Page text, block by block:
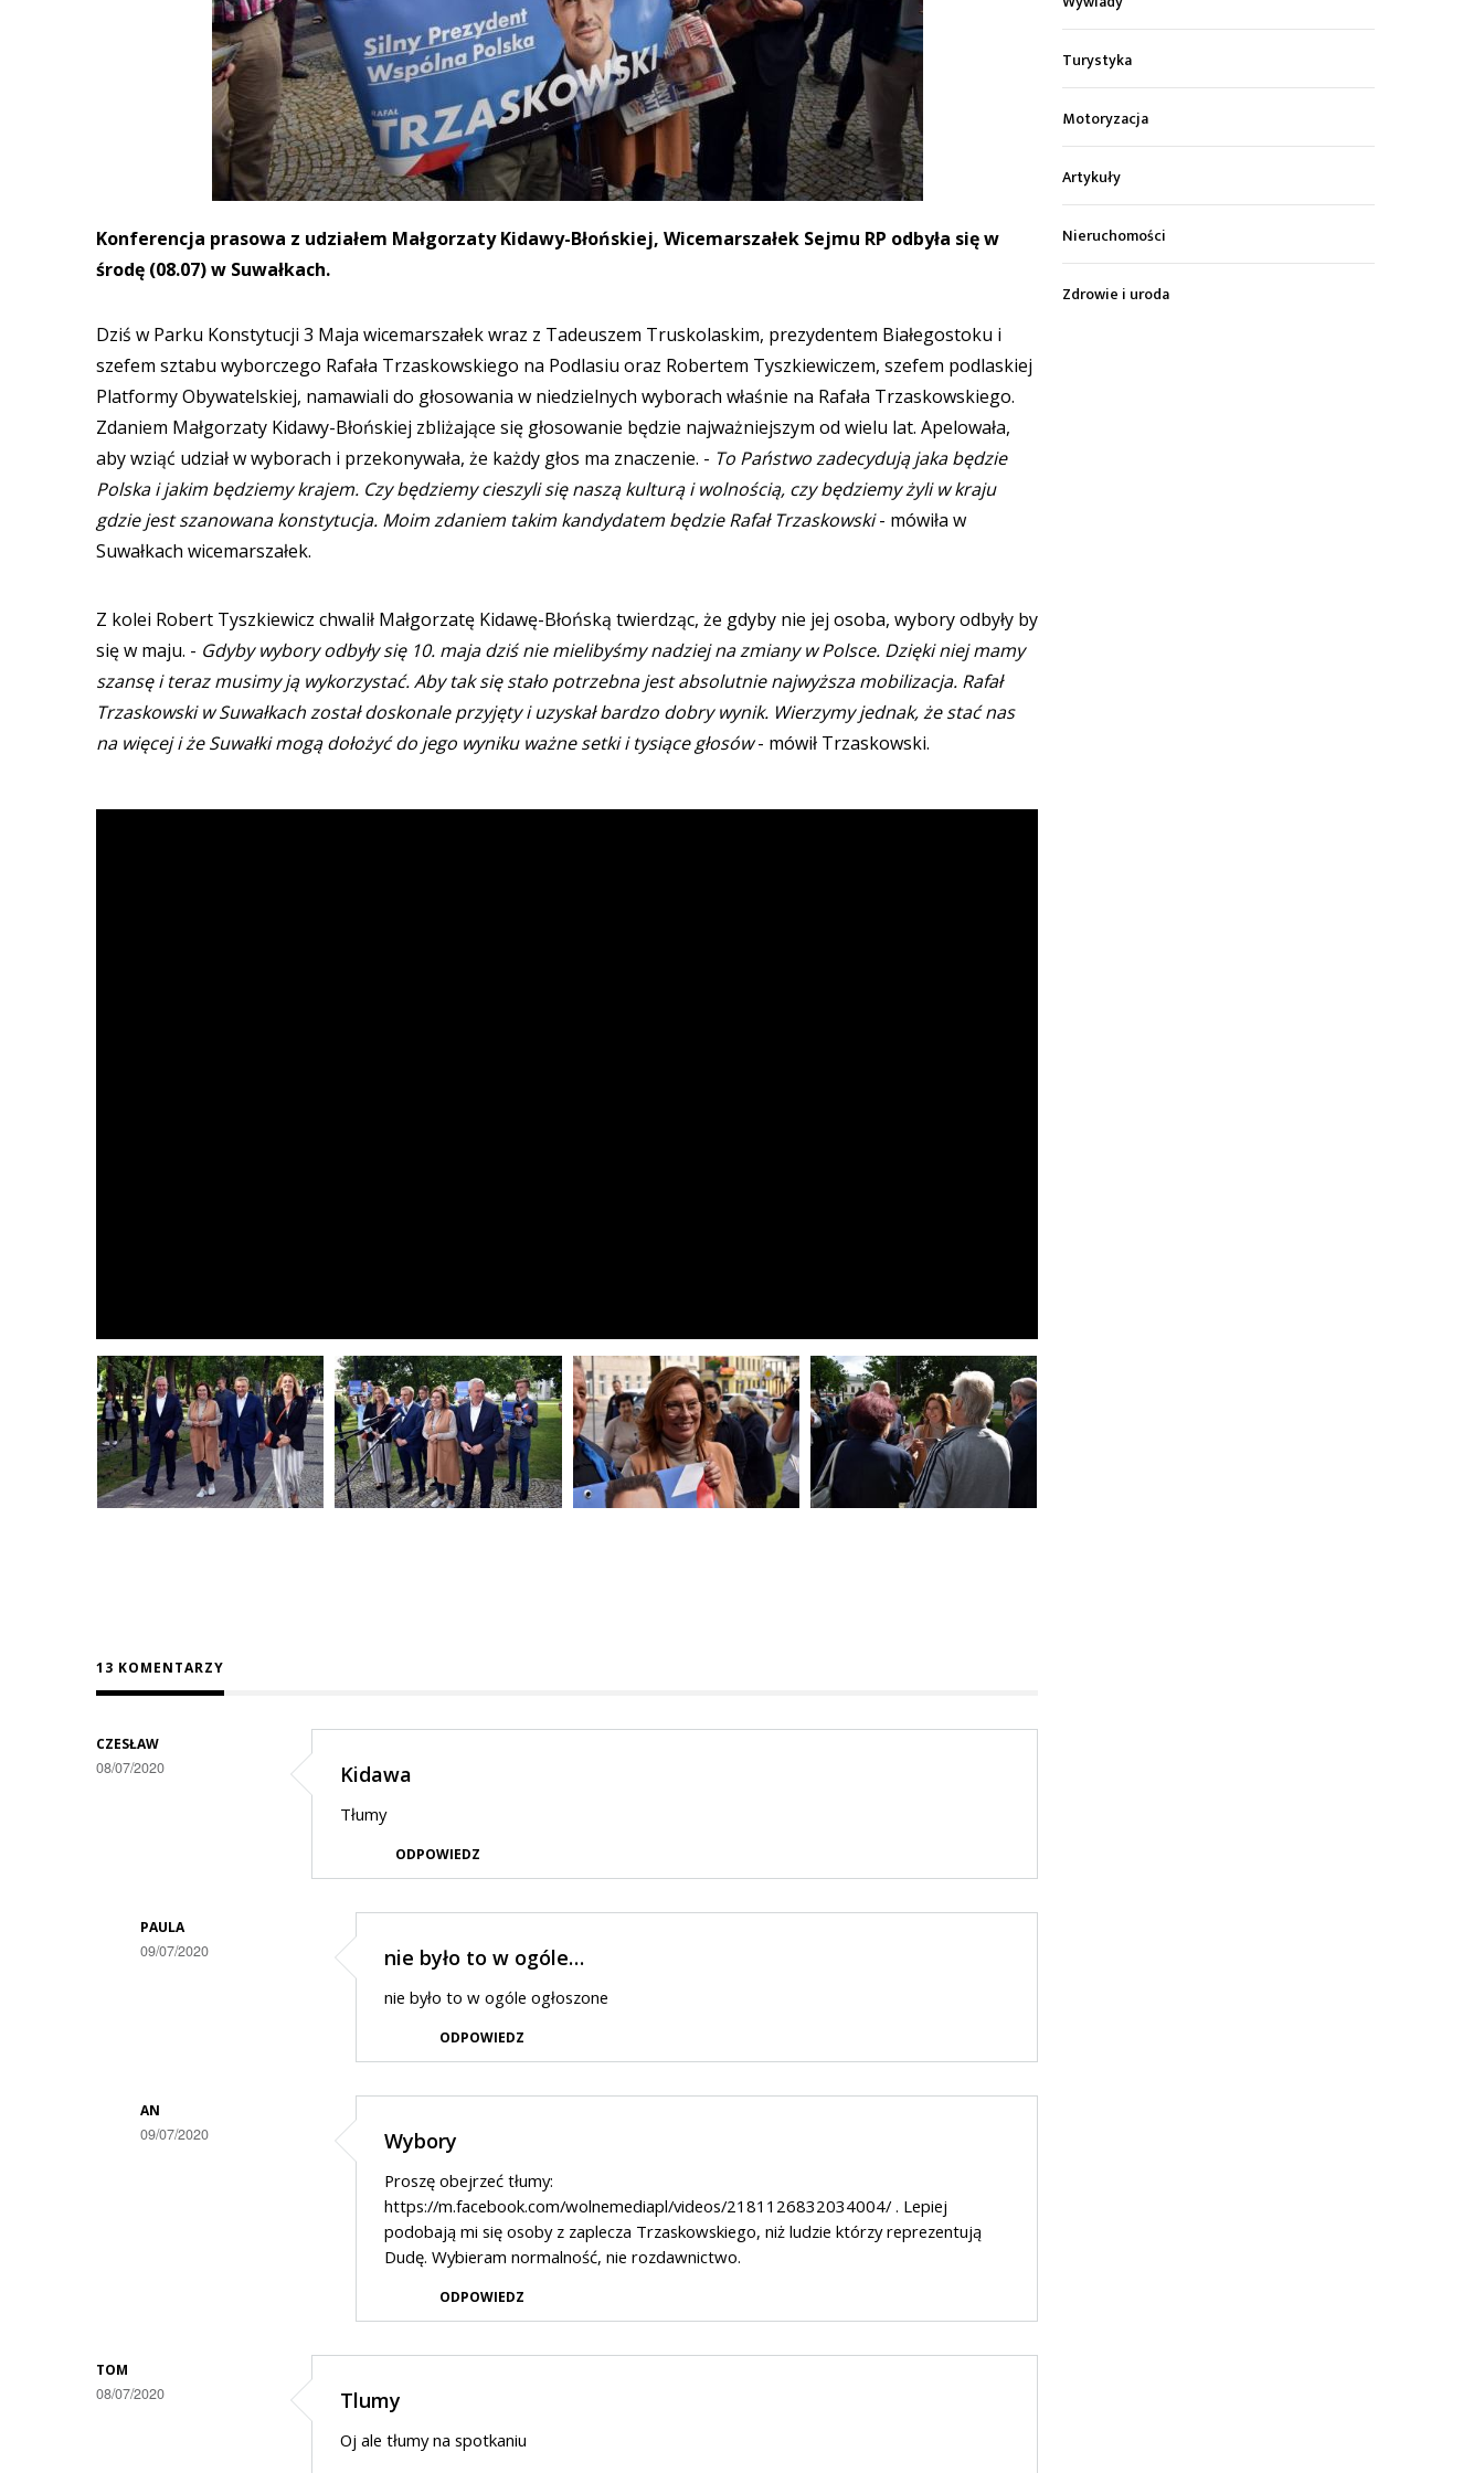
Konferencja prasowa z udziałem Małgorzaty Kidawy-Błońskiej, Wicemarszałek Sejmu RP odbyła się w
środę (08.07) w Suwałkach.
Dziś w Parku Konstytucji 3 Maja wicemarszałek wraz z Tadeuszem Truskolaskim, prezydentem Białegostoku i
szefem sztabu wyborczego Rafała Trzaskowskiego na Podlasiu oraz Robertem Tyszkiewiczem, szefem podlaskiej
Platformy Obywatelskiej, namawiali do głosowania w niedzielnych wyborach właśnie na Rafała Trzaskowskiego.
Zdaniem Małgorzaty Kidawy-Błońskiej zbliżające się głosowanie będzie najważniejszym od wielu lat. Apelowała,
aby wziąć udział w wyborach i przekonywała, że każdy głos ma znaczenie. - To Państwo zadecydują jaka będzie
Polska i jakim będziemy krajem. Czy będziemy cieszyli się naszą kulturą i wolnością, czy będziemy żyli w kraju
gdzie jest szanowana konstytucja. Moim zdaniem takim kandydatem będzie Rafał Trzaskowski- mówiła w
Suwałkach wicemarszałek.
Z kolei Robert Tyszkiewicz chwalił Małgorzatę Kidawę-Błońską twierdząc, że gdyby nie jej osoba, wybory odbyły by
się w maju. - Gdyby wybory odbyły się 10. maja dziś nie mielibyśmy nadziej na zmiany w Polsce. Dzięki niej mamy
szansę i teraz musimy ją wykorzystać. Aby tak się stało potrzebna jest absolutnie najwyższa mobilizacja. Rafał
Trzaskowski w Suwałkach został doskonale przyjęty i uzyskał bardzo dobry wynik. Wierzymy jednak, że stać nas
na więcej i że Suwałki mogą dołożyć do jego wyniku ważne setki i tysiące głosów- mówił Trzaskowski.
13 KOMENTARZY
CZESŁAW
08/07/2020 Kidawa
Tłumy
ODPOWIEDZ
PAULA
09/07/2020
odpowiedzi
na
nie było to w ogóle…
nie było to w ogóle ogłoszone
ODPOWIEDZ
AN
09/07/2020 Wybory
Proszę obejrzeć tłumy:
https://m.facebook.com/wolnemediapl/videos/2181126832034004/. Lepiej
podobają mi się osoby z zaplecza Trzaskowskiego, niż ludzie którzy reprezentują
Dudę. Wybieram normalność, nie rozdawnictwo.
ODPOWIEDZ
TOM
08/07/2020 Tlumy
Oj ale tłumy na spotkaniu
Turystyka
Motoryzacja
Artykuły
Nieruchomości
Zdrowie i uroda